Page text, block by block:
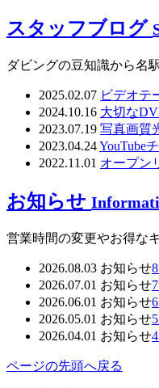
スタッフブログ
ダビングの豆知識から名
2025.02.07 ビデオテ
2024.10.16 大切な
2023.07.19 写真画質
2023.04.24YouTube
2022.11.01 オープン
お知らせ
営業時間の変更やお得な
2026.08.03 お知らせ
2026.07.01 お知らせ
2026.06.01 お知らせ
2026.05.01 お知らせ
2026.04.01 お知らせ
ページの先頭へ戻る